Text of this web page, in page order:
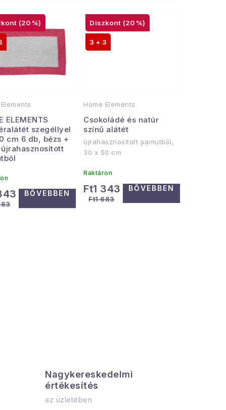
ELEMENTS
szegéllyel
cm 6 db, bézs +
(20 %)
BŐVEBBEN
Home Elements
Csokoládé és natúr
színű alátét
(20 %)
3 + 3
újrahasznosított pamutból,
30 x 50 cm
Raktáron
Ft1 343
Ft1 683
BŐVEBBEN
Nagykereskedelmi
értékesítés
az üzletében